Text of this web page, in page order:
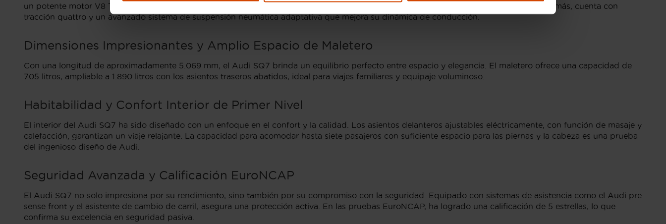
un potente motor V8 TDI de 4.0 litros que entrega 435 CV, este SUV ofrece una aceleración de 0 a 100 km/h en solo 4,8 segundos. Además, cuenta con
tracción quattro y un avanzado sistema de suspensión neumática adaptativa que mejora su dinámica de conducción.
Dimensiones Impresionantes y Amplio Espacio de Maletero
Con una longitud de aproximadamente 5.069 mm, el Audi SQ7 brinda un equilibrio perfecto entre espacio y elegancia. El maletero ofrece una capacidad de
705 litros, ampliable a 1.890 litros con los asientos traseros abatidos, ideal para viajes familiares y equipaje voluminoso.
Habitabilidad y Confort Interior de Primer Nivel
El interior del Audi SQ7 ha sido diseñado con un enfoque en el confort y la calidad. Los asientos delanteros ajustables eléctricamente, con función de masaje y
calefacción, garantizan un viaje relajante. La capacidad para acomodar hasta siete pasajeros con suficiente espacio para las piernas y la cabeza es una prueba
del ingenioso diseño de Audi.
Seguridad Avanzada y Calificación EuroNCAP
El Audi SQ7 no solo impresiona por su rendimiento, sino también por su compromiso con la seguridad. Equipado con sistemas de asistencia como el Audi pre
sense front y el asistente de cambio de carril, asegura una protección activa. En las pruebas EuroNCAP, ha logrado una calificación de 5 estrellas, lo que
confirma su excelencia en seguridad pasiva.